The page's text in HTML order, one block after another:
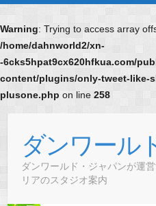
Warning: Trying to access array
/home/dahnworld2/xn-
-6cks5hpat9cx620hfkua.com/
content/plugins/only-tweet-like-
plusone.php on line 258
contentダンワール
ダンワールド・ジャパンが運
リアのスタジオ案内